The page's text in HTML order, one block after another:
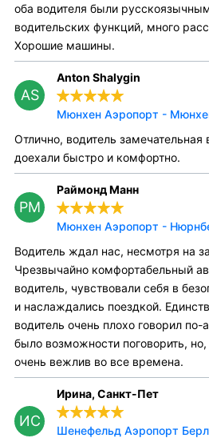
оба водителя были
водительских функций, много
Хорошие машины.
AS
Anton Shalygin
Мюнхен Аэропорт -
Отлично, водитель
доехали быстро и комфортно.
РМ
Раймонд Манн
Мюнхен Аэропорт -
Водитель ждал нас, несмотря на
Чрезвычайно комфортабельный
водитель, чувствовали себя в
и наслаждались поездкой.
водитель очень плохо говорил по-
было возможности поговорить,
очень вежлив во все времена.
ИС
Ирина, Санкт-Пет
Шенефельд Аэропорт